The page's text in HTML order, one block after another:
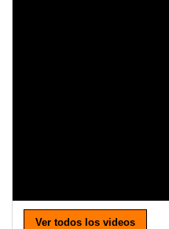
Ver todos los videos